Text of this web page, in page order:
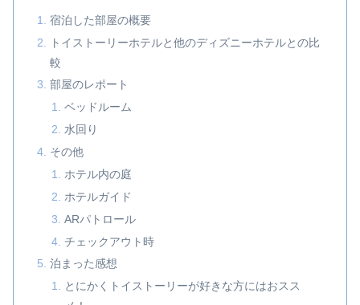
宿泊した部屋の概要
トイストーリーホテルと他のディズニーホテルとの比
較
部屋のレポート
ベッドルーム
水回り
その他
ホテル内の庭
ホテルガイド
ARパトロール
チェックアウト時
泊まった感想
とにかくトイストーリーが好きな方にはおスス